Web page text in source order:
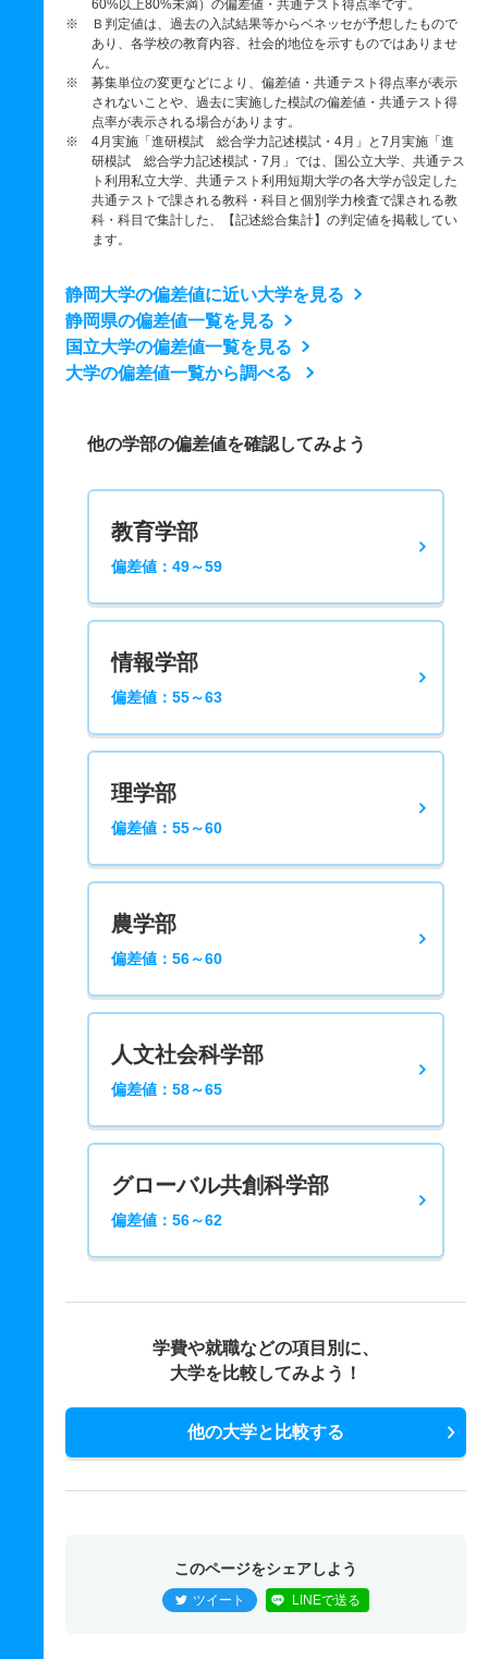
60%以上80%未満）の偏差値・共通テスト得点率です。
※ Ｂ判定値は、過去の入試結果等からベネッセが予想したもので
あり、各学校の教育内容、社会的地位を示すものではありませ
ん。
※ 募集単位の変更などにより、偏差値・共通テスト得点率が表示
されないことや、過去に実施した模試の偏差値・共通テスト得
点率が表示される場合があります。
※ 4月実施「進研模試 総合学力記述模試・4月」と7月実施「進
研模試 総合学力記述模試・7月」では、国公立大学、共通テス
ト利用私立大学、共通テスト利用短期大学の各大学が設定した
共通テストで課される教科・科目と個別学力検査で課される教
科・科目で集計した、【記述総合集計】の判定値を掲載してい
ます。
静岡大学の偏差値に近い大学を見る
静岡県の偏差値一覧を見る
国立大学の偏差値一覧を見る
大学の偏差値一覧から調べる
他の学部の偏差値を確認してみよう
教育学部
偏差値：49～59
情報学部
偏差値：55～63
理学部
偏差値：55～60
農学部
偏差値：56～60
人文社会科学部
偏差値：58～65
グローバル共創科学部
偏差値：56～62
学費や就職などの項目別に、
大学を比較してみよう！
他の大学と比較する
このページをシェアしよう
ツイート LINEで送る